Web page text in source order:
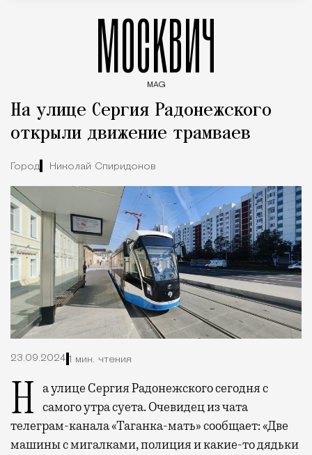
МОСКВИЧ
MAG
На улице Сергия Радонежского
открыли движение трамваев
Город Николай Спиридонов
23.09.2024 1 мин. чтения
На улице Сергия Радонежского сегодня с самого утра суета. Очевидец из чата
телеграм-канала «Таганка-мать» сообщает: «Две
машины с мигалками, полиция и какие-то дядьки